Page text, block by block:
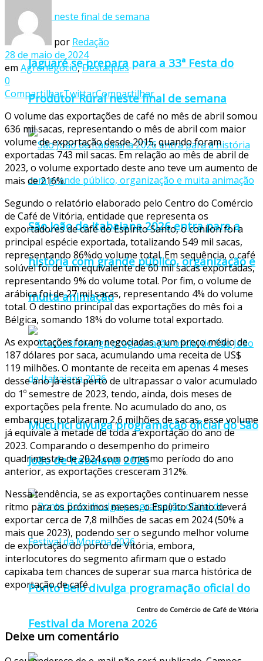
Jaguaré se prepara para a 33ª Festa do
Produtor Rural neste final de semana
São João de Itabaiana 2026 entra para a
história com grande público, organização e
muita animação
Mucurici divulga programação oficial do São
João de Itabaiana 2026
Ponto Belo divulga programação oficial do
Festival da Morena 2026
por Redação
28 de maio de 2024
em Agronegócio,Destaques
0
CompartilharTwittarCompartilhar
O volume das exportações de café no mês de abril somou
636 mil sacas, representando o mês de abril com maior
volume de exportação desde 2015, quando foram
exportadas 743 mil sacas. Em relação ao mês de abril de
2023, o volume exportado deste ano teve um aumento de
mais de 216%.
Segundo o relatório elaborado pelo Centro do Comércio
de Café de Vitória, entidade que representa os
exportadores de café do Espírito Santo, o conilon foi a
principal espécie exportada, totalizando 549 mil sacas,
representando 86%do volume total. Em sequência, o café
solúvel foi de um equivalente de 60 mil sacas exportadas,
representando 9% do volume total. Por fim, o volume de
arábica foi de 27 mil sacas, representando 4% do volume
total. O destino principal das exportações do mês foi a
Bélgica, somando 18% do volume total exportado.
As exportações foram negociadas a um preço médio de
187 dólares por saca, acumulando uma receita de US$
119 milhões. O montante de receita em apenas 4 meses
desse ano já está perto de ultrapassar o valor acumulado
do 1º semestre de 2023, tendo, ainda, dois meses de
exportações pela frente. No acumulado do ano, os
embarques totalizaram 2,6 milhões de sacas, esse volume
já equivale à metade de toda a exportação do ano de
2023. Comparando o desempenho do primeiro
quadrimestre de 2024 com o mesmo período do ano
anterior, as exportações cresceram 312%.
Nessa tendência, se as exportações continuarem nesse
ritmo para os próximos meses, o Espírito Santo deverá
exportar cerca de 7,8 milhões de sacas em 2024 (50% a
mais que 2023), podendo ser o segundo melhor volume
de exportação do porto de Vitória, embora,
interlocutores do segmento afirmam que o estado
capixaba tem chances de superar sua marca histórica de
exportação de café.
Centro do Comércio de Café de Vitória
Deixe um comentário